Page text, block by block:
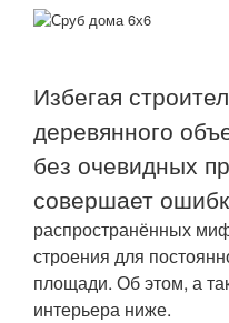
Избегая
деревянного
без очевидных
совершает
распространённых
строения для
площади. Об этом, а
интерьера ниже.